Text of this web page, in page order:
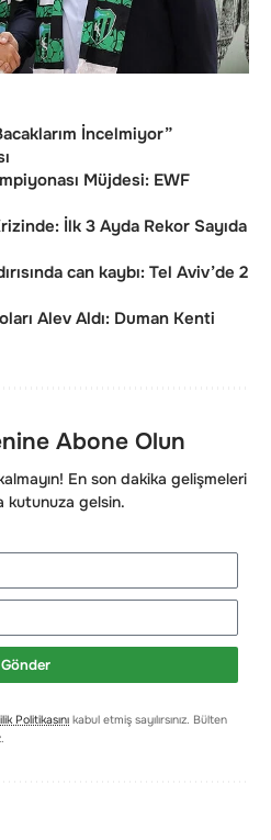
İncelmiyor”
Müjdesi: EWF
İlk 3 Ayda Rekor Sayıda
can kaybı: Tel Aviv’de 2
Alev Aldı: Duman Kenti
Abone Olun
En son dakika gelişmeleri
gelsin.
Gönder
Politikasını kabul etmiş sayılırsınız. Bülten